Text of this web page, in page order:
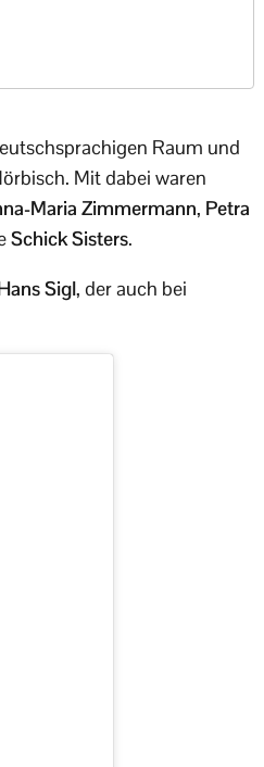
Raum und
Mit dabei waren
Maria Zimmermann, Petra
Schick Sisters.
Sigl, der auch bei